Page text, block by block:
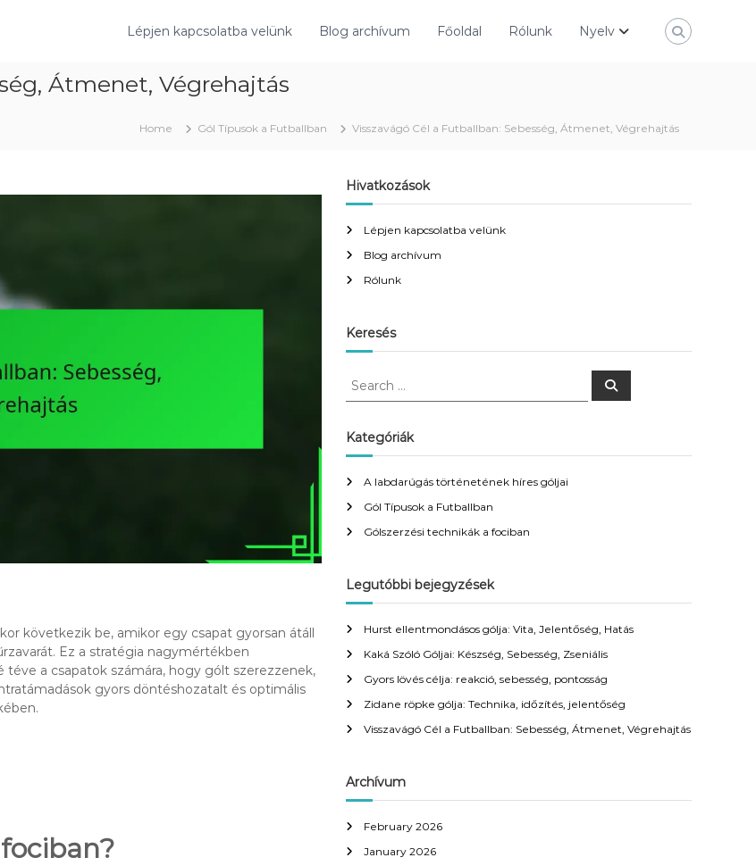
Lépjen kapcsolatba velünk Blog archívum Főoldal Rólunk Nyelv
Átmenet, Végrehajtás
Home Gól Típusok a Futballban Visszavágó Cél a Futballban: Sebesség, Átmenet, Végrehajtás
következik be, amikor egy csapat gyorsan átáll
Ez a stratégia nagymértékben
a csapatok számára, hogy gólt szerezzenek,
gyors döntéshozatalt és optimális
Hivatkozások
Lépjen kapcsolatba velünk
Blog archívum
Rólunk
Keresés
S
r
c
f
o
r
S
Kategóriák
A labdarúgás történetének híres góljai
Gól Típusok a Futballban
Gólszerzési technikák a fociban
Legutóbbi bejegyzések
Hurst ellentmondásos gólja: Vita, Jelentőség, Hatás
Kaká Szóló Góljai: Készség, Sebesség, Zseniális
Gyors lövés célja: reakció, sebesség, pontosság
Zidane röpke gólja: Technika, időzítés, jelentőség
Visszavágó Cél a Futballban: Sebesség, Átmenet, Végrehajtás
Archívum
February 2026
January 2026